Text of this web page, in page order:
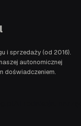
i sprzedaży (od 2016).
autonomicznej
doświadczeniem.